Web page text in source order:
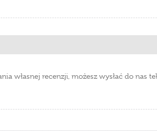
własnej recenzji, możesz wysłać do nas